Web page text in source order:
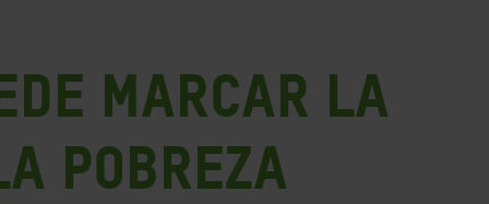
marcar la
pobreza